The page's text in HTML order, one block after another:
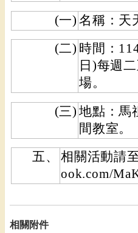
(一) 名稱：天
(二) 時間：
日)每週
場。
(三) 地點：馬
間教室。
五、
相關活動請
ook.com/
相關附件